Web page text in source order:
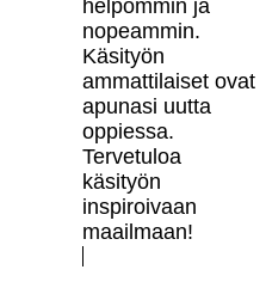
helpommin ja
nopeammin.
Käsityön
ammattilaiset ovat
apunasi uutta
oppiessa.
Tervetuloa
käsityön
inspiroivaan
maailmaan!